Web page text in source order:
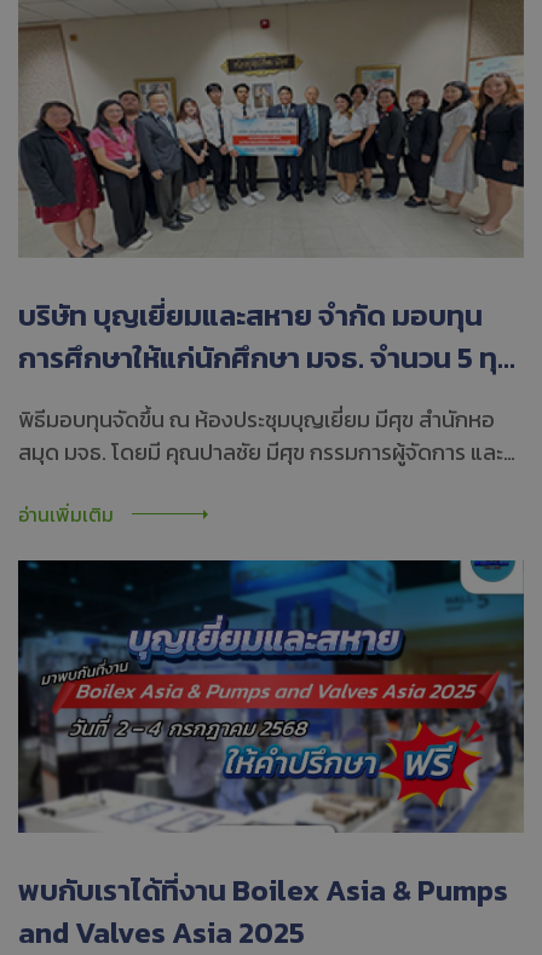
บริษัท บุญเยี่ยมและสหาย จำกัด มอบทุน
การศึกษาให้แก่นักศึกษา มจธ. จำนวน 5 ทุน
รวมมูลค่า 100,000 บาท สนับสนุนเยาวชน
ไทยให้มีโอกาสทางการศึกษาอย่างต่อเนื่อง
พิธีมอบทุนจัดขึ้น ณ ห้องประชุมบุญเยี่ยม มีศุข สำนักหอ
สมุด มจธ. โดยมี คุณปาลชัย มีศุข กรรมการผู้จัดการ และ
อ่านเพิ่มเติม
พบกับเราได้ที่งาน Boilex Asia & Pumps
and Valves Asia 2025